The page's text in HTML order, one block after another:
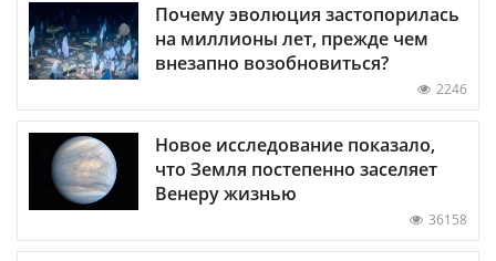
Почему эволюция застопорилась
на миллионы лет, прежде чем
внезапно возобновиться?
2246
Новое исследование показало,
что Земля постепенно заселяет
Венеру жизнью
36158